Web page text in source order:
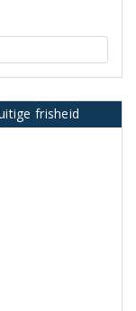
frisheid